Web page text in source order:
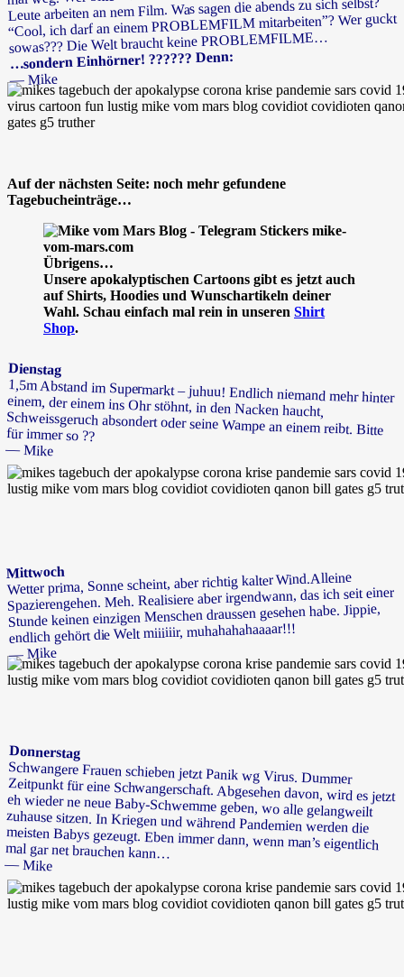
Leute arbeiten an nem Film. Was sagen die abends zu sich selbst?
“Cool, ich darf an einem PROBLEMFILM mitarbeiten”? Wer guckt
sowas??? Die Welt braucht keine PROBLEMFILME…
…sondern Einhörner! ?????? Denn:
— Mike
Auf der nächsten Seite: noch mehr gefundene
Tagebucheinträge…
Übrigens…
Unsere apokalyptischen Cartoons gibt es jetzt auch
auf Shirts, Hoodies und Wunschartikeln deiner
Wahl. Schau einfach mal rein in unseren Shirt
Shop.
Dienstag
1,5m Abstand im Supermarkt – juhuu! Endlich niemand mehr hinter
einem, der einem ins Ohr stöhnt, in den Nacken haucht,
Schweissgeruch absondert oder seine Wampe an einem reibt. Bitte
für immer so ??
— Mike
Mittwoch
Wetter prima, Sonne scheint, aber richtig kalter Wind.Alleine
Spazierengehen. Meh. Realisiere aber irgendwann, das ich seit einer
Stunde keinen einzigen Menschen draussen gesehen habe. Jippie,
endlich gehört die Welt miiiiiir, muhahahahaaaar!!!
— Mike
Donnerstag
Schwangere Frauen schieben jetzt Panik wg Virus. Dummer
Zeitpunkt für eine Schwangerschaft. Abgesehen davon, wird es jetzt
eh wieder ne neue Baby-Schwemme geben, wo alle gelangweilt
zuhause sitzen. In Kriegen und während Pandemien werden die
meisten Babys gezeugt. Eben immer dann, wenn man’s eigentlich
mal gar net brauchen kann…
— Mike